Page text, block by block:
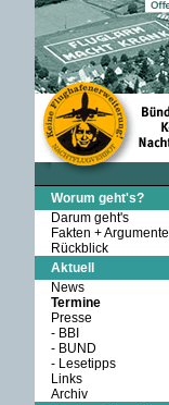
Worum geht's?
Darum geht's
Fakten + Argumente
Rückblick
Aktuell
News
Termine
Presse
- BBI
- BUND
- Lesetipps
Links
Archiv